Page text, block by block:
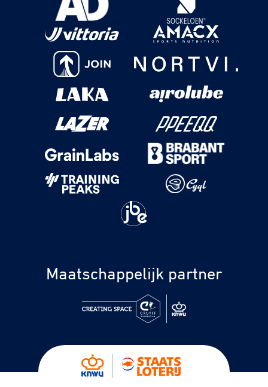
Maatschappelijk partner